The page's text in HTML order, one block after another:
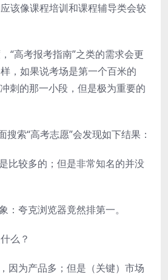
该像课程培训和课程辅导类会较
“高考报考指南”之类的需求会更
，如果说考场是第一个百米的
刺的那一小段，但是极为重要的
索“高考志愿”会发现如下结果：
比较多的；但是非常知名的并没
：夸克浏览器竟然排第一。
么？
因为产品多；但是（关键）市场